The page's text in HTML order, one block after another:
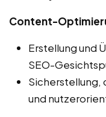
Content-
Erstellung und
SEO-
Sicherstellung,
und